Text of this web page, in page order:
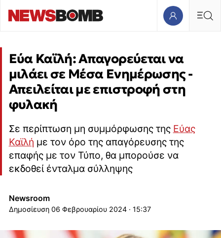
Εύα Καϊλή: Απαγορεύεται να
μιλάει σε Μέσα Ενημέρωσης -
Απειλείται με επιστροφή στη
φυλακή
Σε περίπτωση μη συμμόρφωσης της Εύας
Καϊλή με τον όρο της απαγόρευσης της
επαφής με τον Τύπο, θα μπορούσε να
εκδοθεί ένταλμα σύλληψης
Newsroom
06 Φεβρουαρίου 2024 · 15:37